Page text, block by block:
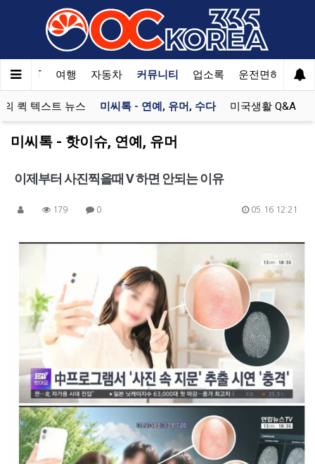
한국SAT 여행 자동차 커뮤니티 업소록 운전면허 문의
의 퀵 텍스트 뉴스 미씨톡 - 연예, 유머, 수다 미국생활 Q&A
미씨톡 - 핫이슈, 연예, 유머
이제부터 사진찍을때 V 하면 안되는 이유
179 0 05.16 12:21